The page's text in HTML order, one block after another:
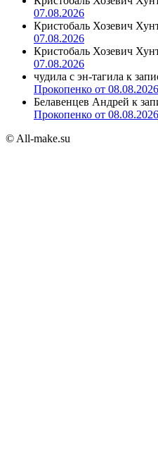
07.08.2026
Кристобаль Хозевич
07.08.2026
Кристобаль Хозевич
07.08.2026
чудила с эн-тагила к
Прокопенко от 08.08.2026
Белавенцев Андрей к
Прокопенко от 08.08.2026
© All-make.su